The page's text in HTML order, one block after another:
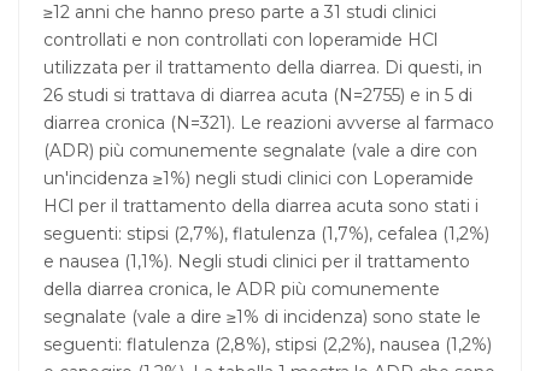
≥12 anni che hanno preso parte a 31 studi clinici
controllati e non controllati con loperamide HCl
utilizzata per il trattamento della diarrea. Di questi, in
26 studi si trattava di diarrea acuta (N=2755) e in 5 di
diarrea cronica (N=321). Le reazioni avverse al farmaco
(ADR) più comunemente segnalate (vale a dire con
un'incidenza ≥1%) negli studi clinici con Loperamide
HCl per il trattamento della diarrea acuta sono stati i
seguenti: stipsi (2,7%), flatulenza (1,7%), cefalea (1,2%)
e nausea (1,1%). Negli studi clinici per il trattamento
della diarrea cronica, le ADR più comunemente
segnalate (vale a dire ≥1% di incidenza) sono state le
seguenti: flatulenza (2,8%), stipsi (2,2%), nausea (1,2%)